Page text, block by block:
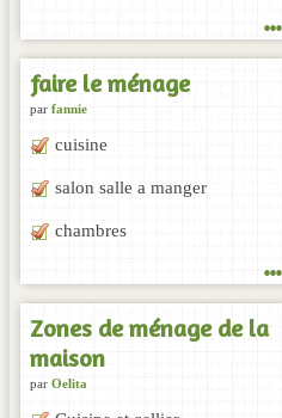
...
faire le ménage
par fannie
cuisine
salon salle a manger
chambres
...
Zones de ménage de la
maison
par Oelita